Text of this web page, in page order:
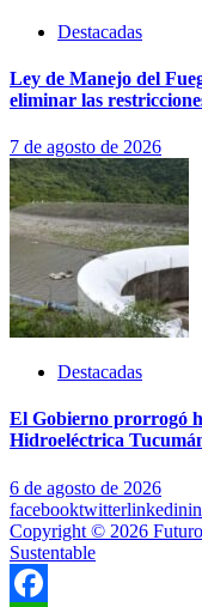
Destacadas
Ley de Manejo del
eliminar las
7 de agosto de 2026
Destacadas
El Gobierno prorrogó
Hidroeléctrica
6 de agosto de 2026
facebooktwitterlinkedin
Copyright © 2026
Sustentable